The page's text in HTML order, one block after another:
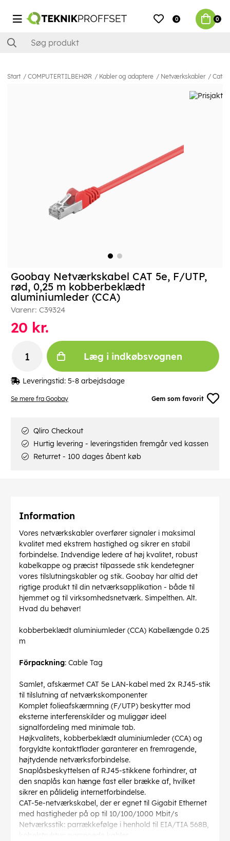
0 0
Start COMPUTERTILBEHØR Kabler og adaptere Netværkskabler Cat5e
Se mere fra Goobay Gem som favorit
Goobay Netværkskabel CAT 5e, F/UTP,
rød, 0,25 m kobberbeklædt
aluminiumleder (CCA)
Varenr: C39324
20 kr.
Læg i indkøbsvognen
Leveringstid: 5-8 arbejdsdage
Qliro Checkout
Hurtig levering - leveringstiden fremgår ved kassen
Returret - 100 dages åbent køb
Information
Vores netværkskabler overfører signaler i maksimal
kvalitet med ekstrem hastighed og sikrer en stabil
forbindelse. Indvendige ledere af høj kvalitet, robust
kabelkappe og præcist tilpassede stik kendetegner
vores tilslutningskabler og stik. Goobay har altid det
rigtige produkt til din netværksapplikation - både til
hjemmet og til virksomhedsnetværk. Simpelthen. Alt.
Hvad du behøver!
kobberbeklædt aluminiumleder (CCA) Kabellængde 0.25
m
Förpackning: Cable Tag
Samlet, afskærmet CAT 5e LAN-kabel med 2x RJ45-stik
til tilslutning af netværkskomponenter
Komplet folieafskærmning (F/UTP) beskytter mod
eksterne interferenskilder og muliggør ideel
signalfordeling med minimale tab.
Højkvalitets, kobberbeklædt aluminiumleder (CCA) og
forgyldte kontaktflader garanterer en fremragende,
højtydende netværksforbindelse.
Snaplåsbeskyttelsen af RJ45-stikkene forhindrer, at
den snaplås kan hænge fast eller brække af, hvilket
sikrer en pålidelig internetforbindelse.
CAT-5e-netværkskabel, der er egnet til Gigabit Ethernet
med hastigheder på op til 10/100/1000 Mbit/s
Netværksstik: parrækkefølge i henhold til EIA/TIA 568B,
kabelstruktur: parsnoede kabler